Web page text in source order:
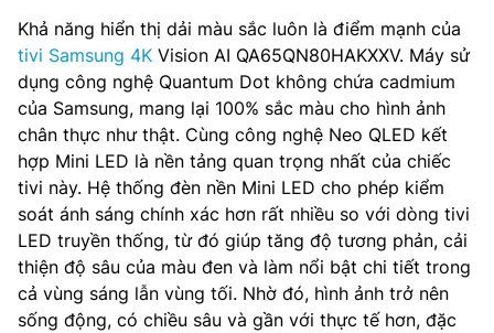
Khả năng hiển thị dải màu sắc luôn là điểm mạnh của
tivi Samsung 4K Vision AI QA65QN80HAKXXV. Máy sử
dụng công nghệ Quantum Dot không chứa cadmium
của Samsung, mang lại 100% sắc màu cho hình ảnh
chân thực như thật. Cùng công nghệ Neo QLED kết
hợp Mini LED là nền tảng quan trọng nhất của chiếc
tivi này. Hệ thống đèn nền Mini LED cho phép kiểm
soát ánh sáng chính xác hơn rất nhiều so với dòng tivi
LED truyền thống, từ đó giúp tăng độ tương phản, cải
thiện độ sâu của màu đen và làm nổi bật chi tiết trong
cả vùng sáng lẫn vùng tối. Nhờ đó, hình ảnh trở nên
sống động, có chiều sâu và gần với thực tế hơn, đặc